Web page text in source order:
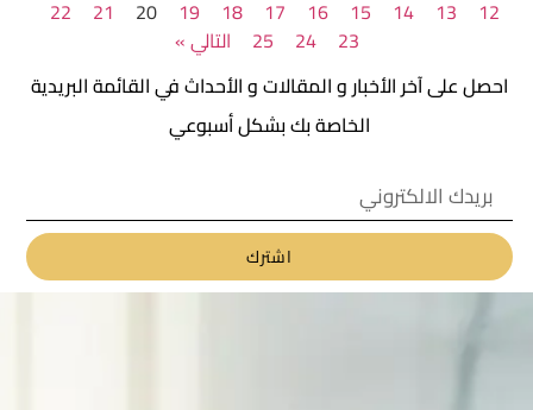
12
13
14
15
16
17
18
19
20
21
22
23
24
25
التالي »
احصل على آخر الأخبار و المقالات و الأحداث في القائمة البريدية
الخاصة بك بشكل أسبوعي
اشترك